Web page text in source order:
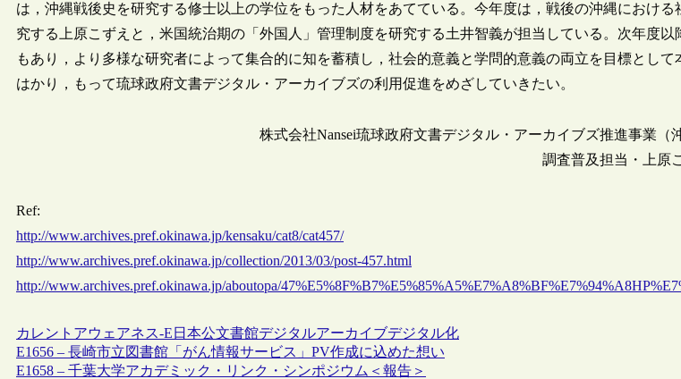
は，沖縄戦後史を研究する修士以上の学位をもった人材をあてている。今年度は，戦後の沖縄における
究する上原こずえと，米国統治期の「外国人」管理制度を研究する土井智義が担当している。次年度以
もあり，より多様な研究者によって集合的に知を蓄積し，社会的意義と学問的意義の両立を目標として
はかり，もって琉球政府文書デジタル・アーカイブズの利用促進をめざしていきたい。
株式会社Nansei琉球政府文書デジタル・アーカイブズ推進事業（
調査普及担当・上原
Ref:
http://www.archives.pref.okinawa.jp/kensaku/cat8/cat457/
http://www.archives.pref.okinawa.jp/collection/2013/03/post-457.html
http://www.archives.pref.okinawa.jp/aboutopa/
カレントアウェアネス-E 日本公文書館デジタルアーカイブデジタル化
E1656 – 長崎市立図書館「がん情報サービス」PV作成に込めた想い
E1658 – 千葉大学アカデミック・リンク・シンポジウム＜報告＞